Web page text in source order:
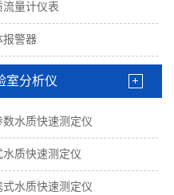
流量计仪表
报警器
室分析仪
数水质快速测定仪
水质快速测定仪
式水质快速测定仪